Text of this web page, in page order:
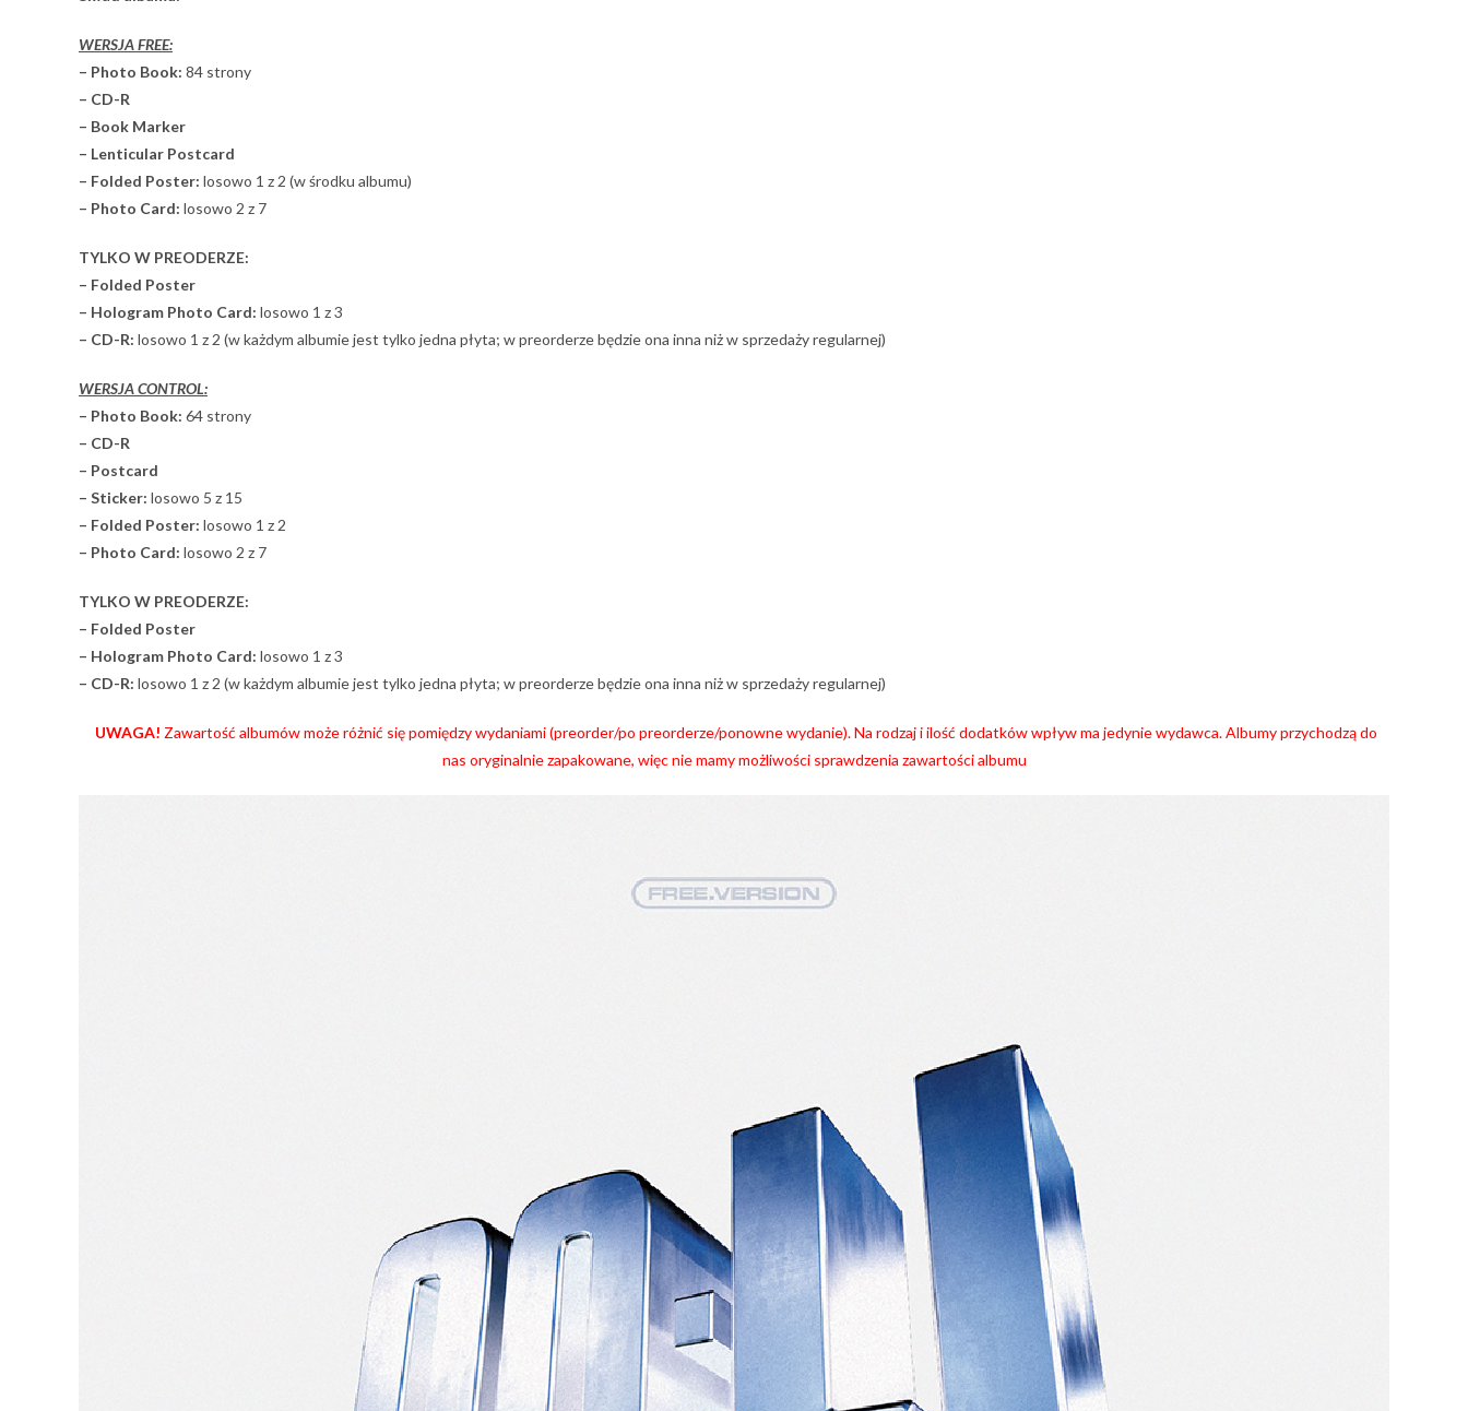
WERSJA FREE:
– Photo Book: 84 strony
– CD-R
– Book Marker
– Lenticular Postcard
– Folded Poster: losowo 1 z 2 (w środku albumu)
– Photo Card: losowo 2 z 7
TYLKO W PREODERZE:
– Folded Poster
– Hologram Photo Card: losowo 1 z 3
– CD-R: losowo 1 z 2 (w każdym albumie jest tylko jedna płyta; w preorderze będzie ona inna niż w sprzedaży regularnej)
WERSJA CONTROL:
– Photo Book: 64 strony
– CD-R
– Postcard
– Sticker: losowo 5 z 15
– Folded Poster: losowo 1 z 2
– Photo Card: losowo 2 z 7
TYLKO W PREODERZE:
– Folded Poster
– Hologram Photo Card: losowo 1 z 3
– CD-R: losowo 1 z 2 (w każdym albumie jest tylko jedna płyta; w preorderze będzie ona inna niż w sprzedaży regularnej)
UWAGA! Zawartość albumów może różnić się pomiędzy wydaniami (preorder/po preorderze/ponowne wydanie). Na rodzaj i ilość dodatków wpływ ma jedynie wydawca. Albumy przychodzą do
nas oryginalnie zapakowane, więc nie mamy możliwości sprawdzenia zawartości albumu